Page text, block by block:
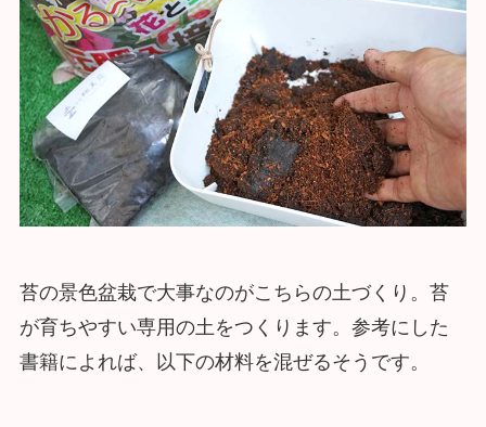
苔の景色盆栽で大事なのがこちらの土づくり。苔
が育ちやすい専用の土をつくります。参考にした
書籍によれば、以下の材料を混ぜるそうです。